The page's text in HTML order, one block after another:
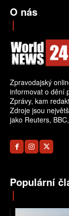
O nás
Zpravodajský
informovat o dění
Zprávy, kam
Zdroje jsou
jako Reuters,
Populární